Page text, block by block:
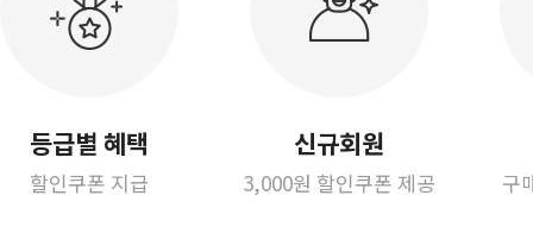
등급별 혜택
할인쿠폰 지급
신규회원
3,000원 할인쿠폰 제공 구